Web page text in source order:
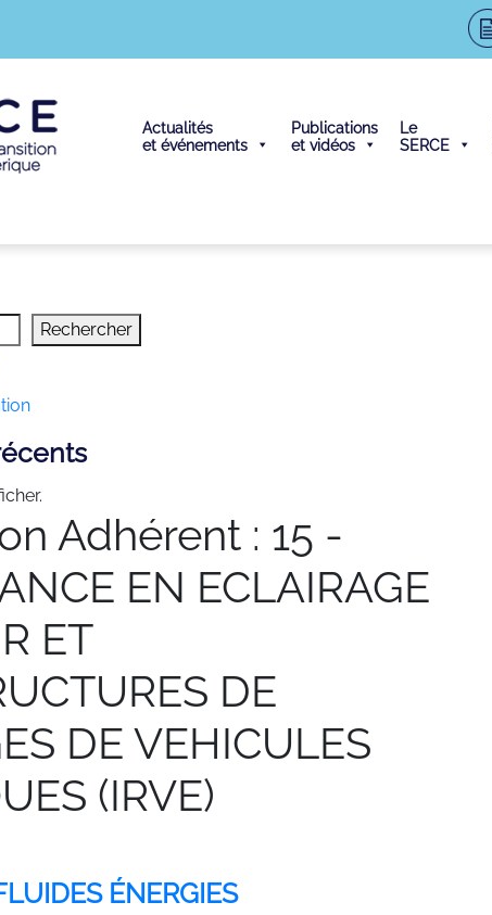
Actualités
et événements
Publications
et vidéos
Le
SERCE
Rechercher
Adhérent : 15 -
EN ECLAIRAGE
ET
DE
DE VEHICULES
(IRVE)
ÉNERGIES